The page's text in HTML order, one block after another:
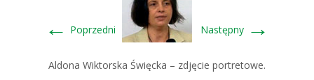
← Poprzedni Następny →
Aldona Wiktorska Święcka – zdjęcie portretowe.